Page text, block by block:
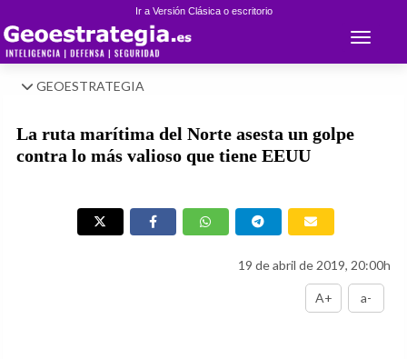
Ir a Versión Clásica o escritorio
Toggle
GEOESTRATEGIA
La ruta marítima del Norte asesta un golpe
contra lo más valioso que tiene EEUU
19 de abril de 2019, 20:00h
A+ a-